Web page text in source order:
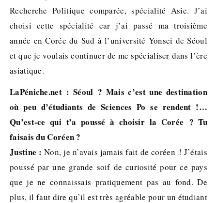
Recherche Politique comparée, spécialité Asie. J’ai
choisi cette spécialité car j’ai passé ma troisième
année en Corée du Sud à l’université Yonsei de Séoul
et que je voulais continuer de me spécialiser dans l’ère
asiatique.
LaPéniche.net : Séoul ? Mais c’est une destination
où peu d’étudiants de Sciences Po se rendent !…
Qu’est-ce qui t’a poussé à choisir la Corée ? Tu
faisais du Coréen ?
Justine : Non, je n’avais jamais fait de coréen ! J’étais
poussé par une grande soif de curiosité pour ce pays
que je ne connaissais pratiquement pas au fond. De
plus, il faut dire qu’il est très agréable pour un étudiant